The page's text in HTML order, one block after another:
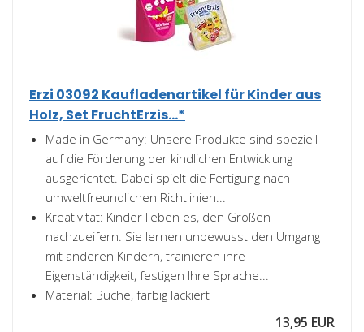
Erzi 03092 Kaufladenartikel für Kinder aus
Holz, Set FruchtErzis...*
Made in Germany: Unsere Produkte sind speziell
auf die Förderung der kindlichen Entwicklung
ausgerichtet. Dabei spielt die Fertigung nach
umweltfreundlichen Richtlinien...
Kreativität: Kinder lieben es, den Großen
nachzueifern. Sie lernen unbewusst den Umgang
mit anderen Kindern, trainieren ihre
Eigenständigkeit, festigen Ihre Sprache...
Material: Buche, farbig lackiert
13,95 EUR